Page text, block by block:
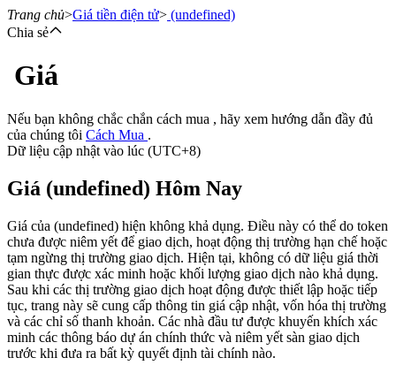
Hợp đồng tương lai
USDT Futures
Futures sử dụng USDT làm tài sản thế chấp
Trang chủ>Giá tiền điện tử> (undefined)
Chia sẻ
Giá
Nếu bạn không chắc chắn cách mua , hãy xem hướng dẫn đầy đủ
của chúng tôi Cách Mua .
Dữ liệu cập nhật vào lúc (UTC+8)
Giá (undefined) Hôm Nay
Giá của (undefined) hiện không khả dụng. Điều này có thể do token
chưa được niêm yết để giao dịch, hoạt động thị trường hạn chế hoặc
tạm ngừng thị trường giao dịch. Hiện tại, không có dữ liệu giá thời
gian thực được xác minh hoặc khối lượng giao dịch nào khả dụng.
Sau khi các thị trường giao dịch hoạt động được thiết lập hoặc tiếp
tục, trang này sẽ cung cấp thông tin giá cập nhật, vốn hóa thị trường
và các chỉ số thanh khoản. Các nhà đầu tư được khuyến khích xác
minh các thông báo dự án chính thức và niêm yết sàn giao dịch
trước khi đưa ra bất kỳ quyết định tài chính nào.